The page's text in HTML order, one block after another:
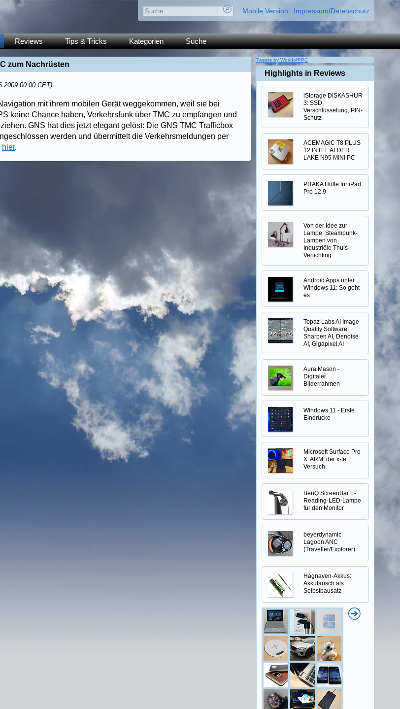
Mobile Version Impressum/Datenschutz
Reviews Tips & Tricks Kategorien Suche
zum Nachrüsten
00:00 CET)
mit ihrem mobilen Gerät weggekommen, weil sie bei
keine Chance haben, Verkehrsfunk über TMC zu empfangen und
GNS hat dies jetzt elegant gelöst: Die GNS TMC Trafficbox
werden und übermittelt die Verkehrsmeldungen per
hier.
Tweets by WorldofPPC
Highlights in Reviews
iStorage DISKASHUR
3: SSD,
Verschlüsselung, PIN-
Schutz
ACEMAGIC T8 PLUS
12 INTEL ALDER
LAKE N95 MINI PC
PITAKA Hülle für iPad
Pro 12.9
Von der Idee zur
Lampe: Steampunk-
Lampen von
Industriële Thuis
Verlichting
Android Apps unter
Windows 11: So geht
es
Topaz Labs AI Image
Quality Software:
Sharpen AI, Denoise
AI, Gigapixel AI
Aura Mason -
Digitaler
Bilderrahmen
Windows 11 - Erste
Eindrücke
Microsoft Surface Pro
X: ARM, der x-te
Versuch
BenQ ScreenBar E-
Reading-LED-Lampe
für den Monitor
beyerdynamic
Lagoon ANC
(Traveller/Explorer)
Hagnaven-Akkus:
Akkutausch als
Selbstbausatz